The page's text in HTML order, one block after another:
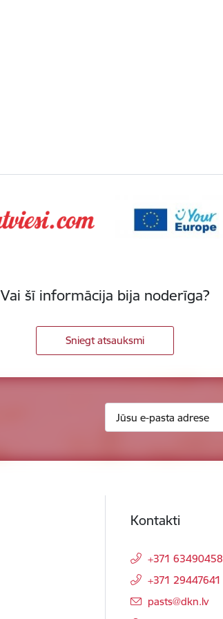
Vai šī informācija bija noderīga?
Sniegt atsauksmi
Kontakti
+371 63490458
+371 29447641
E-pasts:
pasts@dkn.lv